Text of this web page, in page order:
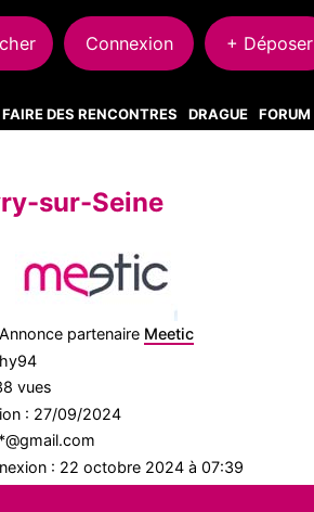
Connexion + Déposer
FAIRE DES RENCONTRES DRAGUE FORUM
sur-Seine
Annonce partenaire Meetic
vues
: 27/09/2024
: 22 octobre 2024 à 07:39